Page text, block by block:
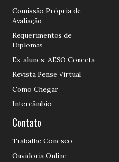
Comissão Própria de
Avaliação
Requerimentos de
Diplomas
Ex-alunos: AESO Conecta
Revista Pense Virtual
Como Chegar
Intercâmbio
Contato
Trabalhe Conosco
Ouvidoria Online